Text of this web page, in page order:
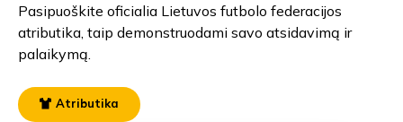
Pasipuoškite oficialia Lietuvos futbolo federacijos
atributika, taip demonstruodami savo atsidavimą ir
palaikymą.
Atributika